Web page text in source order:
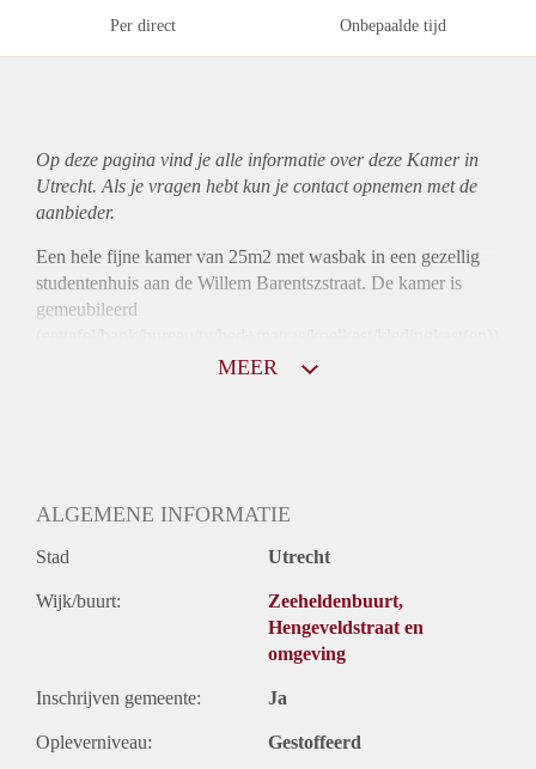
Per direct Onbepaalde tijd
Op deze pagina vind je alle informatie over deze Kamer in
Utrecht. Als je vragen hebt kun je contact opnemen met de
aanbieder.
Een hele fijne kamer van 25m2 met wasbak in een gezellig
studentenhuis aan de Willem Barentszstraat. De kamer is
gemeubileerd
en twee keukens, twee wc's, een badkamer, een balkon en
MEER
ALGEMENE INFORMATIE
Stad Utrecht
Wijk/buurt:
Zeeheldenbuurt,
Hengeveldstraat en
omgeving
Inschrijven gemeente: Ja
Opleverniveau: Gestoffeerd